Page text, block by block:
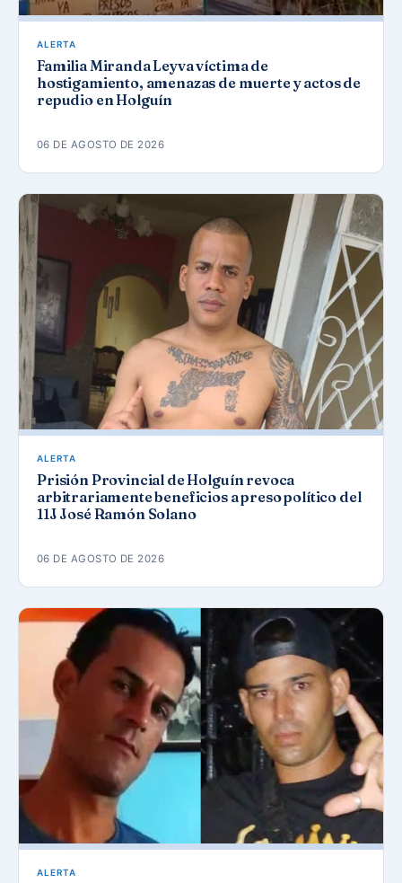
ALERTA
Familia Miranda Leyva víctima de
hostigamiento, amenazas de muerte y actos de
repudio en Holguín
06 DE AGOSTO DE 2026
ALERTA
Prisión Provincial de Holguín revoca
arbitrariamente beneficios a preso político del
11J José Ramón Solano
06 DE AGOSTO DE 2026
ALERTA